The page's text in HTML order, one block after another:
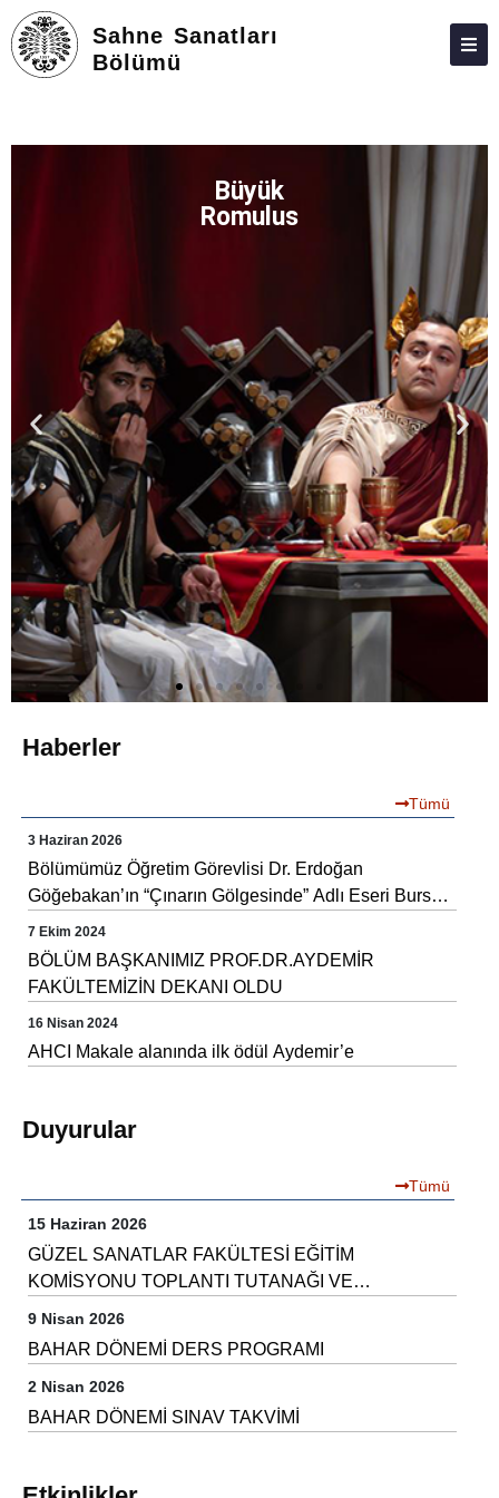
Sahne Sanatları
Bölümü
KIŞILER
PROJE VE ARAŞTIRMALAR
ADAY ÖĞRENCILER
İLETIŞIM
Büyük
Romulus
Haberler
Tümü
3 Haziran 2026
Bölümümüz Öğretim Görevlisi Dr. Erdoğan
Göğebakan’ın “Çınarın Gölgesinde” Adlı Eseri Bursa
Devlet Tiyatrosu Tarafından Sahnelendi
7 Ekim 2024
BÖLÜM BAŞKANIMIZ PROF.DR.AYDEMİR
FAKÜLTEMİZİN DEKANI OLDU
16 Nisan 2024
AHCI Makale alanında ilk ödül Aydemir’e
Duyurular
Tümü
15 Haziran 2026
GÜZEL SANATLAR FAKÜLTESİ EĞİTİM
KOMİSYONU TOPLANTI TUTANAĞI VE
9 Nisan 2026
BAHAR DÖNEMİ DERS PROGRAMI
2 Nisan 2026
BAHAR DÖNEMİ SINAV TAKVİMİ